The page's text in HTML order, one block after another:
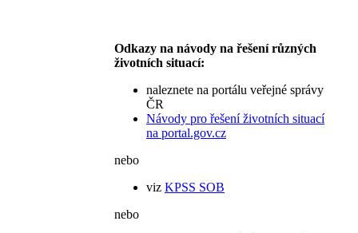
Odkazy na návody na řešení různých
životních situací:
naleznete na portálu veřejné správy
ČR
Návody pro řešení životních situací
na portal.gov.cz
nebo
viz KPSS SOB
nebo